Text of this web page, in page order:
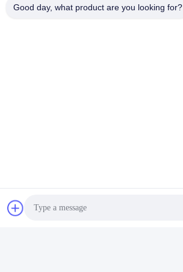
Good day, what product are you looking for?